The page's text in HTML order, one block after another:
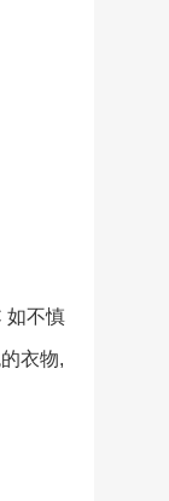
如不慎
衣物,